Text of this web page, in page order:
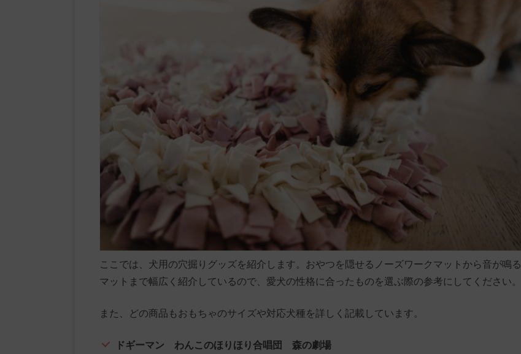
ここでは、犬用の穴掘りグッズを紹介します。おやつを隠せるノーズワークマットから音が鳴る
マットまで幅広く紹介しているので、愛犬の性格に合ったものを選ぶ際の参考にしてください。
また、どの商品もおもちゃのサイズや対応犬種を詳しく記載しています。
ドギーマン わんこのほりほり合唱団 森の劇場